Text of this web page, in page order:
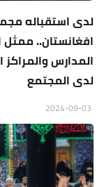
لدى استقباله
افغانستان.. ممثل
المدارس
لدى المجتمع